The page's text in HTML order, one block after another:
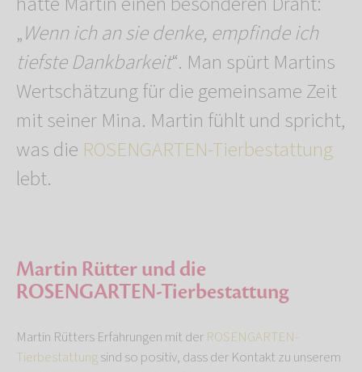
„Wenn ich an sie denke, empfinde ich
tiefste Dankbarkeit“. Man spürt Martins
Wertschätzung für die gemeinsame Zeit
mit seiner Mina. Martin fühlt und spricht,
was die ROSENGARTEN-Tierbestattung
lebt.
Martin Rütter und die
ROSENGARTEN-Tierbestattung
Martin Rütters Erfahrungen mit der ROSENGARTEN-
Tierbestattungsind so positiv, dass der Kontakt zu unserem